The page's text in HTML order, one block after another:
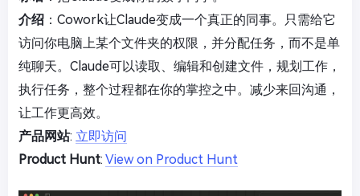
介绍 ：Cowork让Claude变成一个真正的同事。只需给它
访问你电脑上某个文件夹的权限，并分配任务，而不是单
纯聊天。Claude可以读取、编辑和创建文件，规划工作，
执行任务，整个过程都在你的掌控之中。减少来回沟通，
让工作更高效。
产品网站: 立即访问
Product Hunt: View on Product Hunt